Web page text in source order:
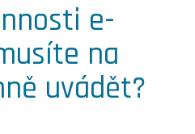
e-
na
uvádět?